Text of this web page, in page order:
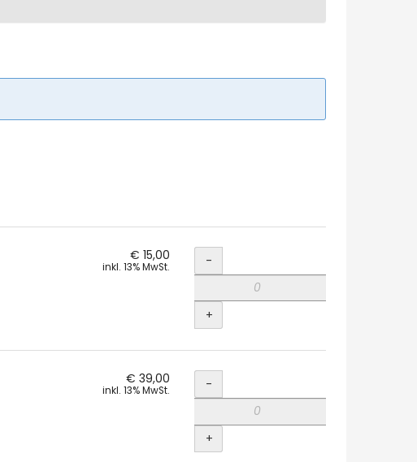
€ 15,00
inkl. 13% MwSt. Menge
-
+
€ 39,00
inkl. 13% MwSt. Menge
-
+